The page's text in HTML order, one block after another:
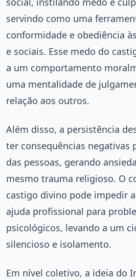
servindo como uma
conformidade e obediência
e sociais. Esse medo do
a um comportamento
uma mentalidade de
relação aos outros.
Além disso, a persistência
ter consequências negativas
das pessoas, gerando
mesmo trauma religioso. O
castigo divino pode impedir
ajuda profissional para
psicológicos, levando a um
silencioso e isolamento.
Em nível coletivo, a ideia do